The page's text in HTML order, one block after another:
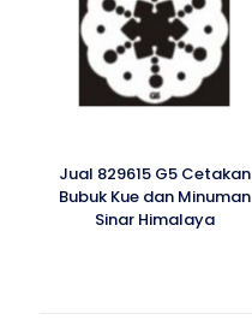
Jual 829615 G5 Cetakan
Bubuk Kue dan Minuman
Sinar Himalaya